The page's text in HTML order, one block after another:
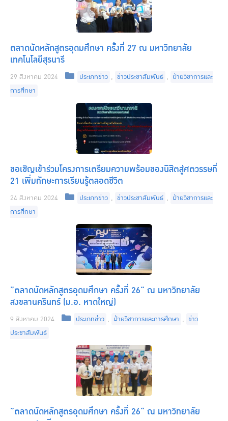
ตลาดนัดหลักสูตรอุดมศึกษา ครั้งที่ 27 ณ มหาวิทยาลัย
เทคโนโลยีสุรนารี
29 สิงหาคม 2024 Categories
ประเภทข่าว , ข่าวประชาสัมพันธ์ , ฝ่ายวิชาการและ
การศึกษา
ขอเชิญเข้าร่วมโครงการเตรียมความพร้อมของนิสิตสู่ศตวรรษที่
21 เพิ่มทักษะการเรียนรู้ตลอดชีวิต
24 สิงหาคม 2024 Categories
ประเภทข่าว , ข่าวประชาสัมพันธ์ , ฝ่ายวิชาการและ
การศึกษา
”ตลาดนัดหลักสูตรอุดมศึกษา ครั้งที่ 26“ ณ มหาวิทยาลัย
สงขลานครินทร์ (ม.อ. หาดใหญ่)
9 สิงหาคม 2024 Categories
ประเภทข่าว , ฝ่ายวิชาการและการศึกษา , ข่าว
ประชาสัมพันธ์
”ตลาดนัดหลักสูตรอุดมศึกษา ครั้งที่ 26“ ณ มหาวิทยาลัย